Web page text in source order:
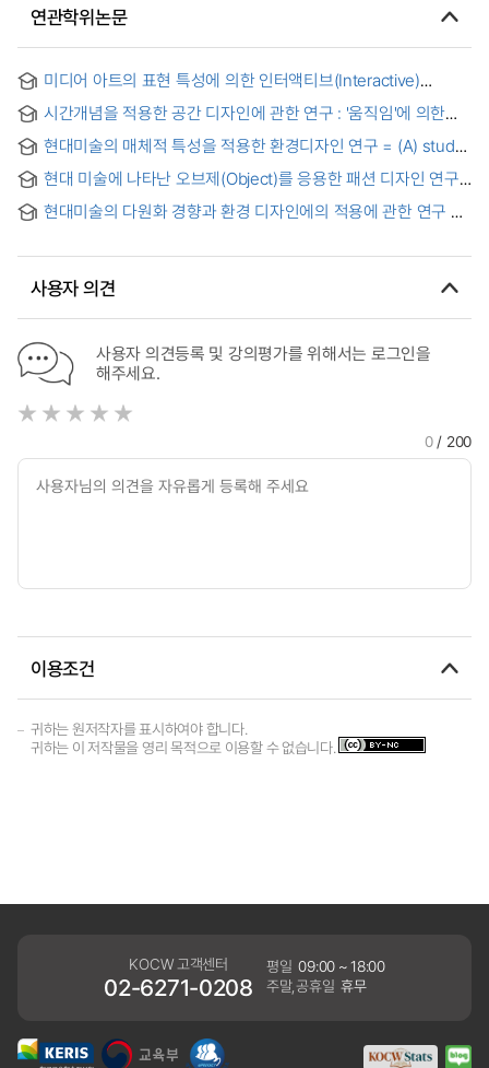
연관학위논문
미디어 아트의 표현 특성에 의한 인터액티브(Interactive)
(A) study of interactive environmental design according to
the expression features of media art : based on the
spatiotemporal interaction
시간개념을 적용한 공간 디자인에 관한 연구 : '움직임'에 의한
Space Adapted to the Time Conception
현대미술의 매체적 특성을 적용한 환경디자인 연구 = (A) study
the modern art
현대 미술에 나타난 오브제(Object)를 응용한 패션 디자인 연구
Modern Art
현대미술의 다원화 경향과 환경 디자인에의 적용에 관한 연구 =
사용자 의견
사용자 의견등록 및 강의평가를 위해서는 로그인을
해주세요.
0/ 200
이용조건
귀하는 원저작자를 표시하여야 합니다.
귀하는 이 저작물을 영리 목적으로 이용할 수 없습니다.
KOCW 고객센터
02-6271-0208
평일 09:00 ~ 18:00
주말,공휴일 휴무